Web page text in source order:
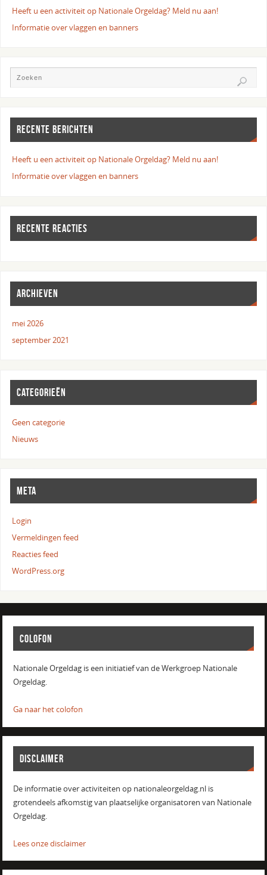
Heeft u een activiteit op Nationale Orgeldag? Meld nu aan!
Informatie over vlaggen en banners
RECENTE BERICHTEN
Heeft u een activiteit op Nationale Orgeldag? Meld nu aan!
Informatie over vlaggen en banners
RECENTE REACTIES
ARCHIEVEN
mei 2026
september 2021
CATEGORIEËN
Geen categorie
Nieuws
META
Login
Vermeldingen feed
Reacties feed
WordPress.org
COLOFON
Nationale Orgeldag is een initiatief van de Werkgroep Nationale
Orgeldag.
Ga naar het colofon
DISCLAIMER
De informatie over activiteiten op nationaleorgeldag.nl is
grotendeels afkomstig van plaatselijke organisatoren van Nationale
Orgeldag.
Lees onze disclaimer